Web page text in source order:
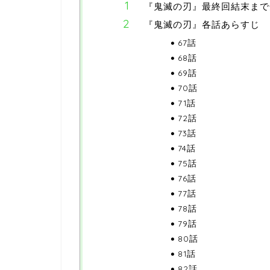
『鬼滅の刃』最終回結末ま
『鬼滅の刃』各話あらすじ
67話
68話
69話
70話
71話
72話
73話
74話
75話
76話
77話
78話
79話
80話
81話